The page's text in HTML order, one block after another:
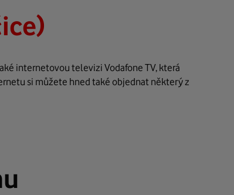
internetovou televizi Vodafone TV, která
si můžete hned také objednat některý z